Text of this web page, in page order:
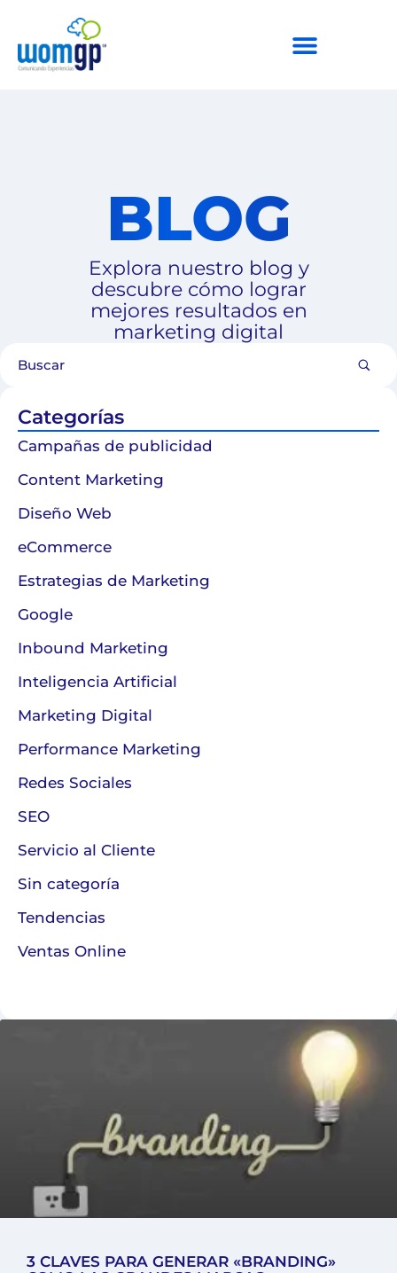
BLOG
Explora nuestro blog y
descubre cómo lograr
mejores resultados en
marketing digital
Categorías
Campañas de publicidad
Content Marketing
Diseño Web
eCommerce
Estrategias de Marketing
Google
Inbound Marketing
Inteligencia Artificial
Marketing Digital
Performance Marketing
Redes Sociales
SEO
Servicio al Cliente
Sin categoría
Tendencias
Ventas Online
3 CLAVES PARA GENERAR «BRANDING»